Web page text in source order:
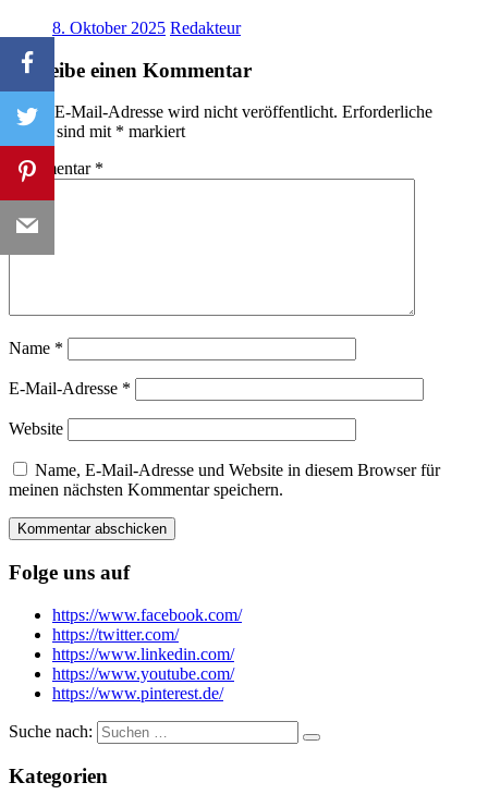
8. Oktober 2025 Redakteur
Schreibe einen Kommentar
Deine E-Mail-Adresse wird nicht veröffentlicht. Erforderliche
Felder sind mit * markiert
Kommentar *
Name *
E-Mail-Adresse *
Website
Name, E-Mail-Adresse und Website in diesem Browser für
meinen nächsten Kommentar speichern.
Folge uns auf
https://www.facebook.com/
https://twitter.com/
https://www.linkedin.com/
https://www.youtube.com/
https://www.pinterest.de/
Suche nach:
Kategorien